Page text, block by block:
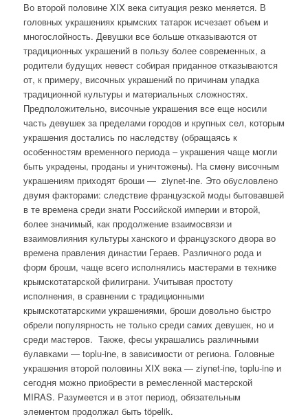
Во второй половине XIX века ситуация резко меняется. В
головных украшениях крымских татарок исчезает объем и
многослойность. Девушки все больше отказываются от
традиционных украшений в пользу более современных, а
родители будущих невест собирая приданное отказываются
от, к примеру, височных украшений по причинам упадка
традиционной культуры и материальных сложностях.
Предположительно, височные украшения все еще носили
часть девушек за пределами городов и крупных сел, которым
украшения достались по наследству (обращаясь к
особенностям временного периода – украшения чаще могли
быть украдены, проданы и уничтожены). На смену височным
украшениям приходят броши — ziynet-ine. Это обусловлено
двумя факторами: следствие французской моды бытовавшей
в те времена среди знати Российской империи и второй,
более значимый, как продолжение взаимосвязи и
взаимовлияния культуры ханского и французского двора во
времена правления династии Гераев. Различного рода и
форм броши, чаще всего исполнялись мастерами в технике
крымскотатарской филиграни. Учитывая простоту
исполнения, в сравнении с традиционными
крымскотатарскими украшениями, броши довольно быстро
обрели популярность не только среди самих девушек, но и
среди мастеров. Также, фесы украшались различными
булавками — toplu-ine, в зависимости от региона. Головные
украшения второй половины XIX века — ziynet-ine, toplu-ine и
сегодня можно приобрести в ремесленной мастерской
MIRAS. Разумеется и в этот период, обязательным
элементом продолжал быть töpelik.